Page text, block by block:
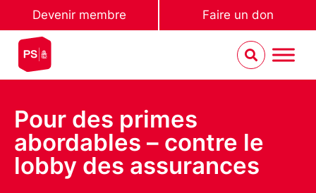
Devenir membre Faire un don
Pour des primes
abordables – contre le
lobby des assurances